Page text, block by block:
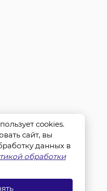
cookies.
сайт, вы
данных в
обработки